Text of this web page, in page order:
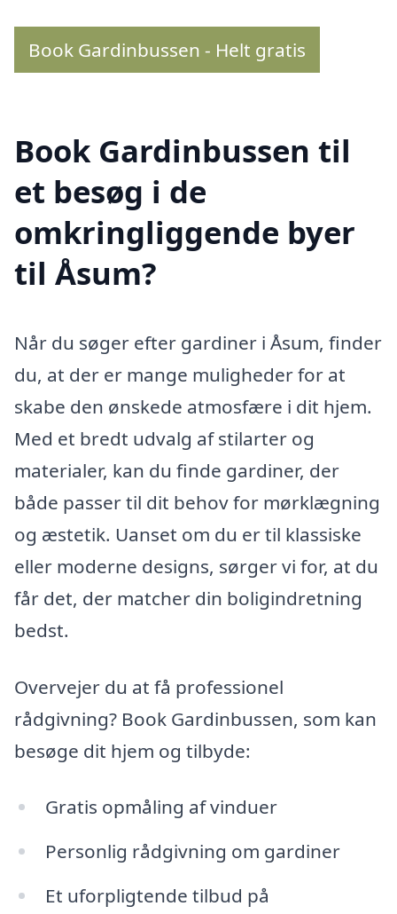
Book Gardinbussen - Helt gratis
Book Gardinbussen til
et besøg i de
omkringliggende byer
til Åsum?
Når du søger efter gardiner i Åsum, finder
du, at der er mange muligheder for at
skabe den ønskede atmosfære i dit hjem.
Med et bredt udvalg af stilarter og
materialer, kan du finde gardiner, der
både passer til dit behov for mørklægning
og æstetik. Uanset om du er til klassiske
eller moderne designs, sørger vi for, at du
får det, der matcher din boligindretning
bedst.
Overvejer du at få professionel
rådgivning? Book Gardinbussen, som kan
besøge dit hjem og tilbyde:
Gratis opmåling af vinduer
Personlig rådgivning om gardiner
Et uforpligtende tilbud på